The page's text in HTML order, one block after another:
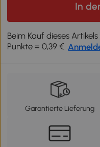
In
Beim Kauf dieses
Punkte = 0,39 €.
Garantierte Lieferung